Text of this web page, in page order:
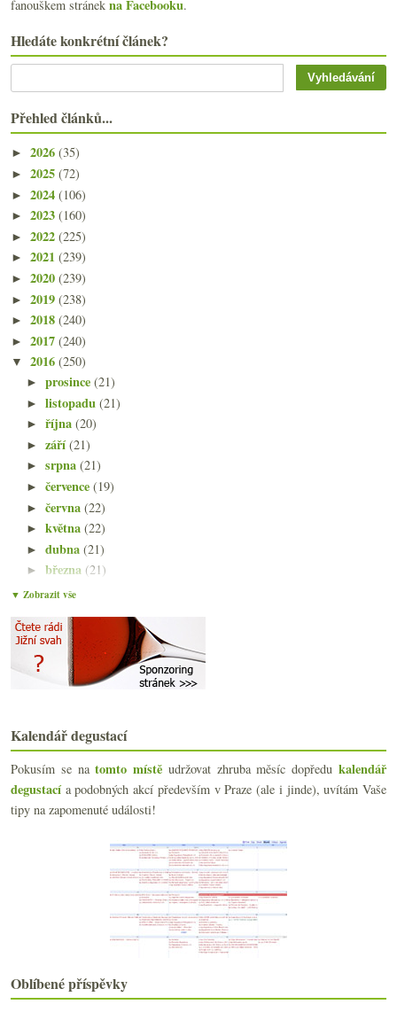
fanouškem stránek na Facebooku.
Hledáte konkrétní článek?
Přehled článků...
► 2026 (35)
► 2025 (72)
► 2024 (106)
► 2023 (160)
► 2022 (225)
► 2021 (239)
► 2020 (239)
► 2019 (238)
► 2018 (240)
► 2017 (240)
▼ 2016 (250)
►prosince(21)
►listopadu(21)
►října(20)
►září(21)
►srpna(21)
►července(19)
►června(22)
►května(22)
►dubna(21)
►března (21)
►února
Chutná X nechutná a složitější degustační popisy
Tschida, chlastací červená a rodinný rozpočet
Co přináší novelizovaný vinařský zákon
Xinomavro a degustace Kir-Yianni
Ryzlink z Německa, Alsaska i Moravy
Datum k odstřelu a láhev výtečného naturálního šam...
Sauvignon & Chenin
Legendární Lopez de Heredia
Minivertikála Croix-Mouton a základní družstevní b...
Kolik lahví vína máte a jak je skladujete?
Opájím se maďarským Furmintem
Dvě druhá vína z Bordeaux
Doporučení pít méně v UK, naturální kuřecí analogie
Zajímavá netradiční cava a Bowie
Výtečné moravské Chardonnay a bezva Býčí krev
Chutný španělský manifest
Rekapitulace ročníku 2015 na Jižním svahu
Parádní večírek v Thiru
▼ Zobrazit vše
Kalendář degustací
Pokusím se natomto místě udržovat zhruba měsíc dopředukalendář
degustacía podobných akcí především v Praze (ale i jinde), uvítám Vaše
tipy na zapomenuté události!
Oblíbené příspěvky